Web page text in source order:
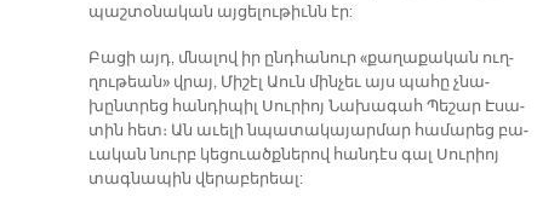
պաշ­տօ­նա­կան այ­ցե­լու­թիւնն էր:
Բա­ցի այդ, մնա­լով իր ընդ­հա­նուր «քա­ղա­քա­կան ուղ­
ղու­թեան» վրայ, Մի­շէլ Աուն մին­չեւ այս պա­հը չնա­
խընտ­րեց հան­դի­պիլ Սու­րիոյ Նա­խա­գահ Պե­շար Է­սա­
տին հետ։ Ան ա­ւե­լի նպա­տա­կա­յար­մար հա­մա­րեց բա­
ւա­կան նուրբ կե­ցուածք­նե­րով հան­դէս գալ Սու­րիոյ
տագ­նա­պին վե­րա­բե­րեալ: